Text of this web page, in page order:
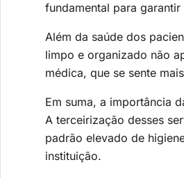
fundamental para
Além da saúde dos
limpo e organizado não
médica, que se sente
Em suma, a importância
A terceirização desses
padrão elevado de
instituição.